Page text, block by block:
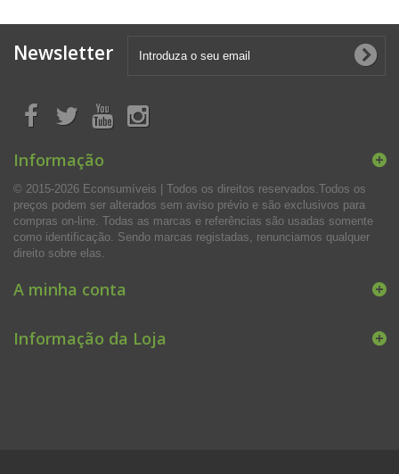
Newsletter
Informação
© 2015-2026 Econsumíveis | Todos os direitos reservados.Todos os
preços podem ser alterados sem aviso prévio e são exclusivos para
compras on-line. Todas as marcas e referências são usadas somente
como identificação. Sendo marcas registadas, renunciamos qualquer
direito sobre elas.
A minha conta
Informação da Loja